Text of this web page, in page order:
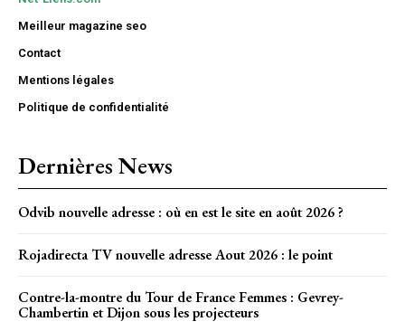
Meilleur magazine seo
Contact
Mentions légales
Politique de confidentialité
Dernières News
Odvib nouvelle adresse : où en est le site en août 2026 ?
Rojadirecta TV nouvelle adresse Aout 2026 : le point
Contre-la-montre du Tour de France Femmes : Gevrey-
Chambertin et Dijon sous les projecteurs